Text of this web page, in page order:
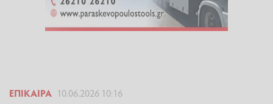
ΕΠΊΚΑΙΡΑ 10.06.2026 10:16